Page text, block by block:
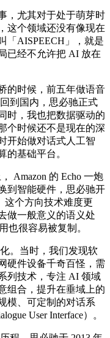
尤其对于处于萌芽时
这个领域还没有像现在
「AISPEECH」，就是
已经不允许把 AI 放在
时候，前五年做语音
到国内，思必驰正式
时，我也把数据驱动的
个时候还不是现在的深
开始做对话式人工智
的基础平台。
Amazon 的 Echo 一炮
到智能硬件，思必驰开
这个方向技术难度更
做一般意义的语义处
也很容易被复制。
。当时，我们发现软
硬件设备千奇百怪，需
列技术，专注 AI 领域
组合，提升在垂域上的
模、可定制的对话系
User Interface）。